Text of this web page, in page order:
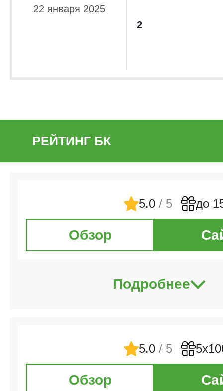
22 января 2025
2
РЕЙТИНГ БК
5.0 / 5 до
Обзор
Подробнее
5.0 / 5
Обзор